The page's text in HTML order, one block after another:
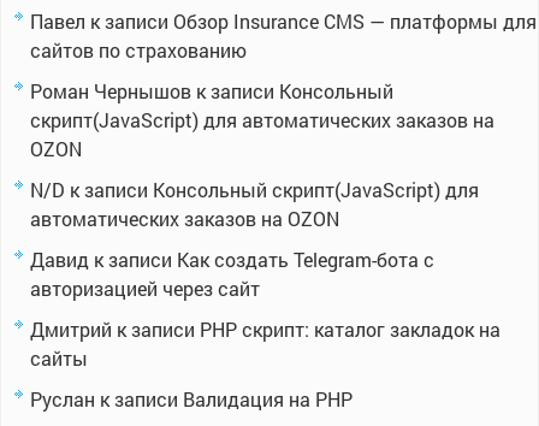
Павел к записи Обзор Insurance CMS — платформы для
сайтов по страхованию
Роман Чернышов к записи Консольный
скрипт(JavaScript) для автоматических заказов на
OZON
N/D к записи Консольный скрипт(JavaScript) для
автоматических заказов на OZON
Давид к записи Как создать Telegram-бота с
авторизацией через сайт
Дмитрий к записи PHP скрипт: каталог закладок на
сайты
Руслан к записи Валидация на PHP